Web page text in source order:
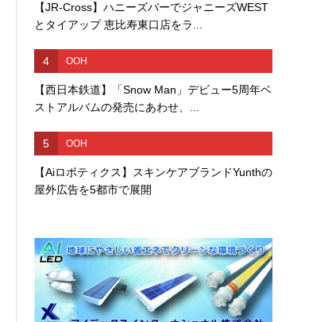
【JR-Cross】ハニーズバーでジャニーズWEST
とタイアップ 恵比寿東口店をラ...
4 OOH
【西日本鉄道】「Snow Man」デビュー5周年ベ
ストアルバムの発売にあわせ、...
5 OOH
【Aiロボティクス】スキンケアブランドYunthの
屋外広告を5都市で展開